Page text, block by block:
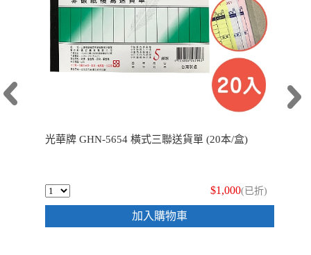
光華牌 GHN-5654 橫式三聯送貨單 (20本/盒)
$1,000(已折)
加入購物車